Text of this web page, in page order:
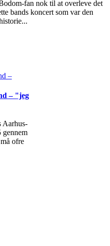
fan nok til at overleve det
bands koncert som var den
– "jeg
Aarhus-
gennem
ofre